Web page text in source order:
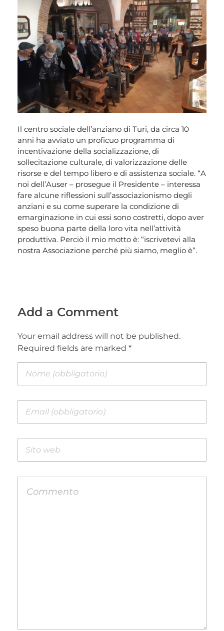
Il centro sociale dell’anziano di Turi, da circa 10
anni ha avviato un proficuo programma di
incentivazione della socializzazione, di
sollecitazione culturale, di valorizzazione delle
risorse e del tempo libero e di assistenza sociale. “A
noi dell’Auser – prosegue il Presidente – interessa
fare alcune riflessioni sull’associazionismo degli
anziani e su come superare la condizione di
emarginazione in cui essi sono costretti, dopo aver
speso buona parte della loro vita nell’attività
produttiva. Perciò il mio motto è: “iscrivetevi alla
nostra Associazione perché più siamo, meglio è”.
Add a Comment
Your email address will not be published.
Required fields are marked *